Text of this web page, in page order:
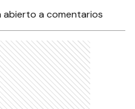
a comentarios